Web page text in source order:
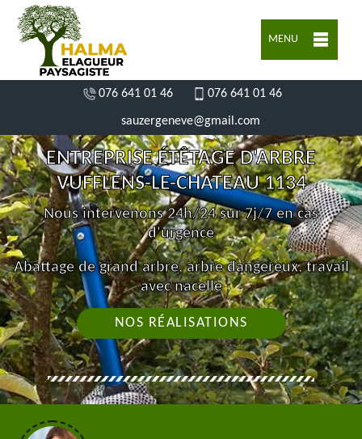
MENU
076 641 01 46 076 641 01 46
sauzergeneve@gmail.com
ENTREPRISE ÉTÊTAGE D'ARBRE
VUFFLENS-LE-CHATEAU 1134
Nous intervenons 24h/24 sur 7j/7 en cas
d'urgence
Abattage de grand arbre, arbre dangereux, travail
avec nacelle
NOS RÉALISATIONS